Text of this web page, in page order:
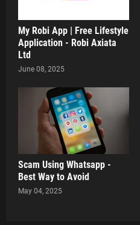
My Robi App | Free Lifestyle
Application - Robi Axiata
Ltd
June 08, 2025
Scam Using Whatsapp -
Best Way to Avoid
May 04, 2025